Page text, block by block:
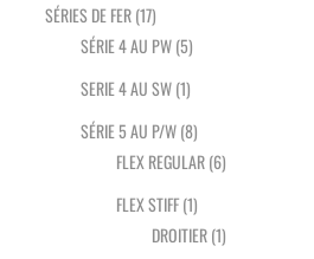
SÉRIES DE FER(17)
SÉRIE 4 AU PW(5)
SERIE 4 AU SW(1)
SÉRIE 5 AU P/W(8)
FLEX REGULAR(6)
FLEX STIFF(1)
DROITIER(1)